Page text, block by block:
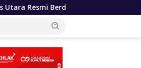
Sumut Tekankan Pelayanan